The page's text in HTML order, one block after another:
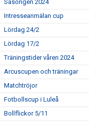
Säsongen 2024
Intresseanmälan cup
Lördag 24/2
Lördag 17/2
Träningstider våren 2024
Arcuscupen och träningar
Matchtröjor
Fotbollscup i Luleå
Bollflickor 5/11